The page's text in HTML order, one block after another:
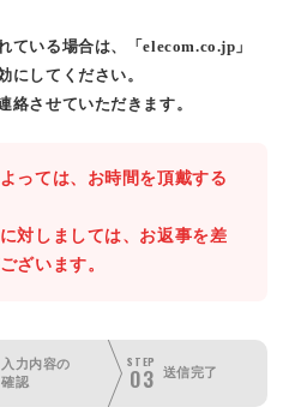
ている場合は、「elecom.co.jp」
にしてください。
絡させていただきます。
っては、お時間を頂戴する
対しましては、お返事を差
ざいます。
入力内容の
確認
STEP
03 送信完了